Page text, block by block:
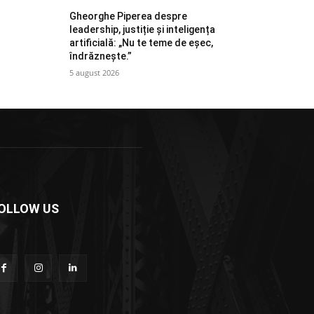
Gheorghe Piperea despre
leadership, justiție și inteligența
artificială: „Nu te teme de eșec,
îndrăznește.”
5 august 2026
US